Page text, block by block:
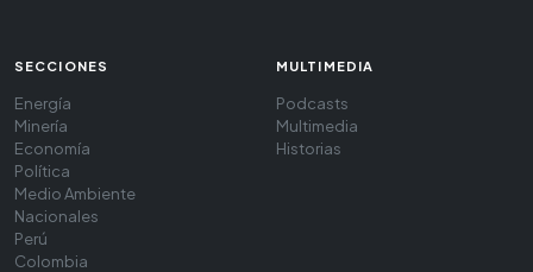
SECCIONES
Energía
Minería
Economía
Política
Medio Ambiente
Nacionales
Perú
Colombia
MULTIMEDIA
Podcasts
Multimedia
Historias